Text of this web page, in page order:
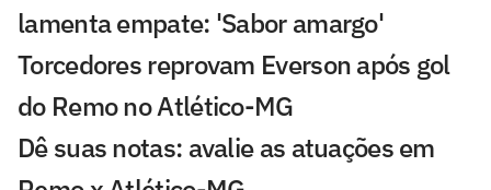
lamenta empate: 'Sabor amargo'
Torcedores reprovam Everson após gol
do Remo no Atlético-MG
Dê suas notas: avalie as atuações em